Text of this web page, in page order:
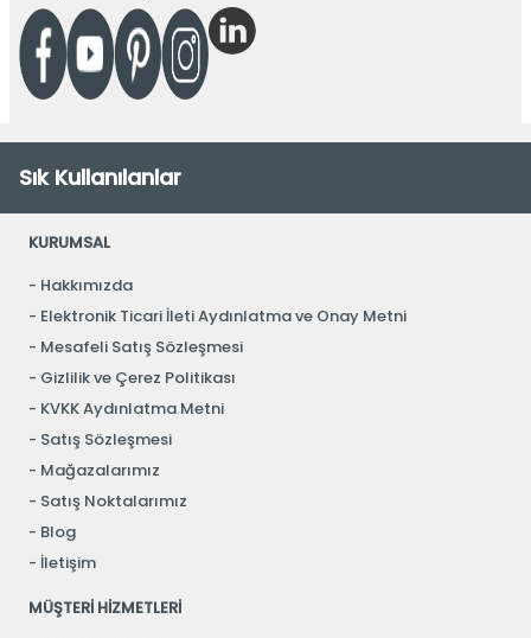
Sık Kullanılanlar
KURUMSAL
Hakkımızda
Elektronik Ticari İleti Aydınlatma ve Onay Metni
Mesafeli Satış Sözleşmesi
Gizlilik ve Çerez Politikası
KVKK Aydınlatma Metni
Satış Sözleşmesi
Mağazalarımız
Satış Noktalarımız
Blog
İletişim
MÜŞTERİ HİZMETLERİ